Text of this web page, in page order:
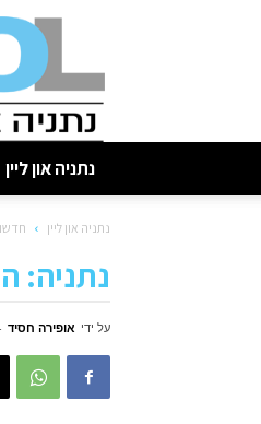
נתניה און ליין
נתניה און ליין
נתניה:
על ידי אופירה חסיד